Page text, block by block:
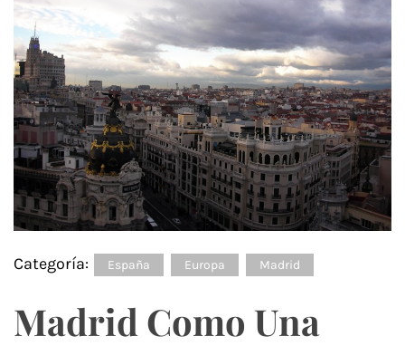
Categoría: España Europa Madrid
Madrid Como Una